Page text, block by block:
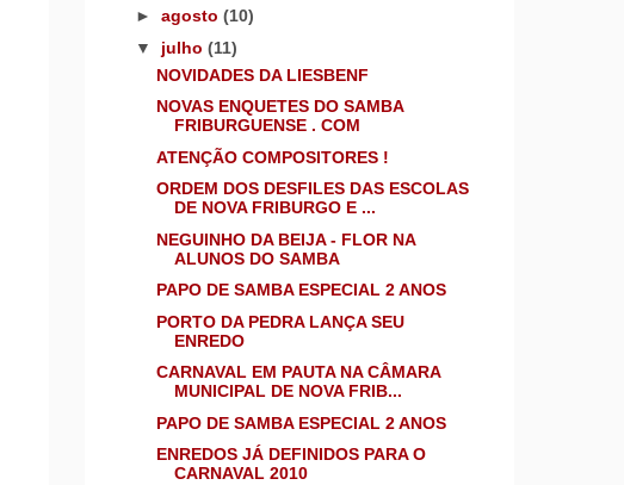
► agosto (10)
▼ julho (11)
NOVIDADES DA LIESBENF
NOVAS ENQUETES DO SAMBA
FRIBURGUENSE . COM
ATENÇÃO COMPOSITORES !
ORDEM DOS DESFILES DAS ESCOLAS
DE NOVA FRIBURGO E ...
NEGUINHO DA BEIJA - FLOR NA
ALUNOS DO SAMBA
PAPO DE SAMBA ESPECIAL 2 ANOS
PORTO DA PEDRA LANÇA SEU
ENREDO
CARNAVAL EM PAUTA NA CÂMARA
MUNICIPAL DE NOVA FRIB...
PAPO DE SAMBA ESPECIAL 2 ANOS
ENREDOS JÁ DEFINIDOS PARA O
CARNAVAL 2010